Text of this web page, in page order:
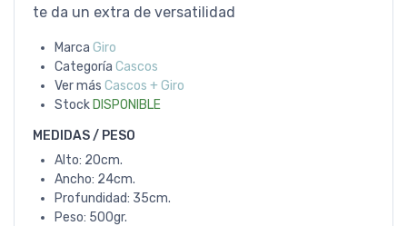
te da un extra de versatilidad
Marca Giro
Categoría Cascos
Ver más Cascos + Giro
Stock DISPONIBLE
MEDIDAS / PESO
Alto: 20cm.
Ancho: 24cm.
Profundidad: 35cm.
Peso: 500gr.